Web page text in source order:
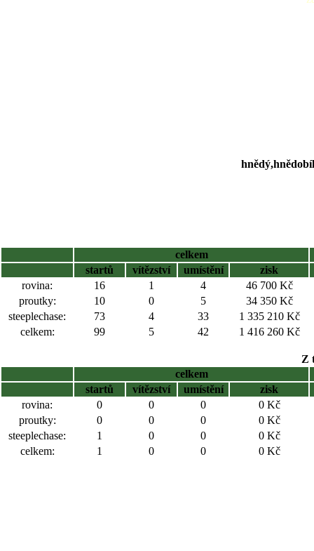
celkem
startů
vítězství umístění
zisk
rovina:
16 1 4
46 700 Kč
proutky:
10 0 5
34 350 Kč
steeplechase:
73 4 33
1 335 210 Kč
celkem:
99 5 42 1 416 260 Kč
Z
celkem
startů
vítězství umístění
zisk
rovina:
0 0 0
0 Kč
proutky:
0 0 0
0 Kč
steeplechase:
1 0 0
0 Kč
celkem:
1 0 0 0 Kč